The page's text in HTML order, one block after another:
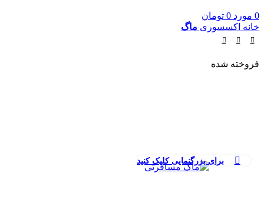
0 مورد 0 تومان
خانه اکسسوری ماگ
فروخته شده
برای بزرگنمایی کلیک کنید